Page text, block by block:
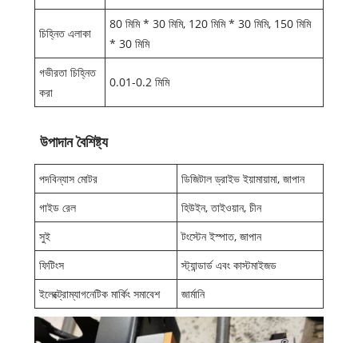
চিহ্নিত এলাকা
80 মিমি * 30 মিমি, 120 মিমি * 30 মিমি, 150 মিমি
* 30 মিমি
গভীরতা চিহ্নিত
করা
0.01-0.2 মিমি
উপাদান বৈশিষ্ট্য
পদবিন্যাস মোটর
ডিজিটাল ড্রাইভ ইয়ামায়ামা, জাপান
গাইড রেল
হিউইন, তাইওয়ান, চীন
সুই
টংস্টেন ইস্পাত, জাপান
ফিটিংস
স্ট্যান্ডার্ড এবং কাস্টমাইজড
ইলেক্ট্রোম্যাগনেটিক মার্কিং সমাবেশ
জার্মানি